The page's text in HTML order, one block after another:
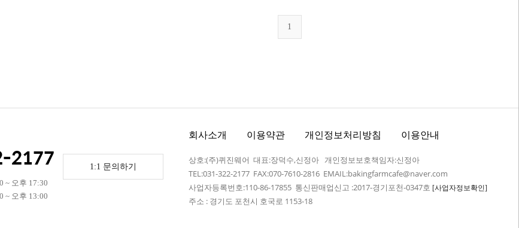
1
2177
~ 오후 17:30
~ 오후 13:00
1:1 문의하기
회사소개 이용약관 개인정보처리방침 이용안내
상호:(주)퀴진웨어 대표:장덕수,신정아 개인정보보호책임자:신정아
TEL:031-322-2177 FAX:070-7610-2816 EMAIL:bakingfarmcafe@naver.com
사업자등록번호:110-86-17855 통신판매업신고 :2017-경기포천-0347호 [사업자정보확인]
주소 : 경기도 포천시 호국로 1153-18